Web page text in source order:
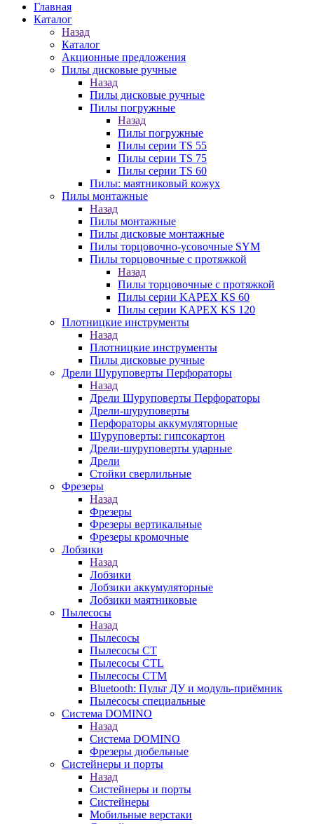
Главная
Каталог
Назад
Каталог
Акционные предложения
Пилы дисковые ручные
Назад
Пилы дисковые ручные
Пилы погружные
Назад
Пилы погружные
Пилы серии TS 55
Пилы серии TS 75
Пилы серии TS 60
Пилы: маятниковый кожух
Пилы монтажные
Назад
Пилы монтажные
Пилы дисковые монтажные
Пилы торцовочно-усовочные SYM
Пилы торцовочные с протяжкой
Назад
Пилы торцовочные с протяжкой
Пилы серии KAPEX KS 60
Пилы серии KAPEX KS 120
Плотницкие инструменты
Назад
Плотницкие инструменты
Пилы дисковые ручные
Дрели Шуруповерты Перфораторы
Назад
Дрели Шуруповерты Перфораторы
Дрели-шуруповерты
Перфораторы аккумуляторные
Шуруповерты: гипсокартон
Дрели-шуруповерты ударные
Дрели
Стойки сверлильные
Фрезеры
Назад
Фрезеры
Фрезеры вертикальные
Фрезеры кромочные
Лобзики
Назад
Лобзики
Лобзики аккумуляторные
Лобзики маятниковые
Пылесосы
Назад
Пылесосы
Пылесосы CT
Пылесосы CTL
Пылесосы CTM
Bluetooth: Пульт ДУ и модуль-приёмник
Пылесосы специальные
Система DOMINO
Назад
Система DOMINO
Фрезеры дюбельные
Систейнеры и порты
Назад
Систейнеры и порты
Систейнеры
Мобильные верстаки